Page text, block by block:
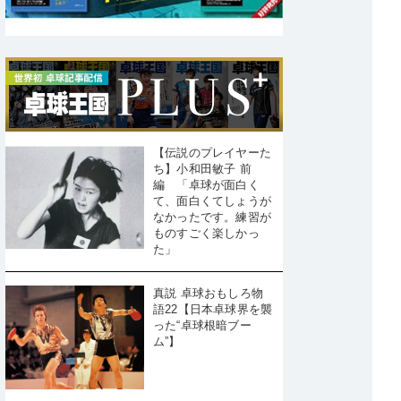
【伝説のプレイヤーた
ち】小和田敏子 前
編 「卓球が面白く
て、面白くてしょうが
なかったです。練習が
ものすごく楽しかっ
た」
真説 卓球おもしろ物
語22【日本卓球界を襲
った“卓球根暗ブー
ム”】